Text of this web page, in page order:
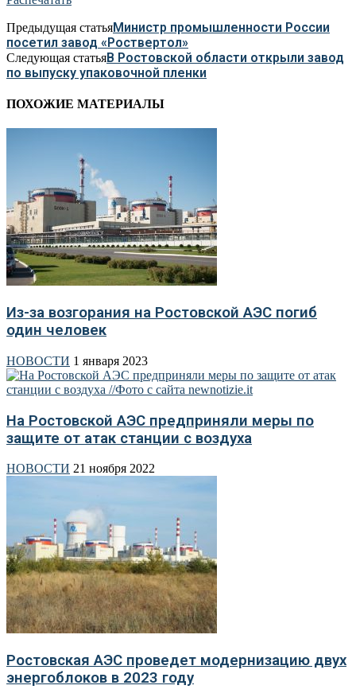
Предыдущая статьяМинистр промышленности России
посетил завод «Роствертол»
Следующая статьяВ Ростовской области открыли завод
по выпуску упаковочной пленки
ПОХОЖИЕ МАТЕРИАЛЫ
Из-за возгорания на Ростовской АЭС погиб
один человек
НОВОСТИ 1 января 2023
На Ростовской АЭС предприняли меры по
защите от атак станции с воздуха
НОВОСТИ 21 ноября 2022
Ростовская АЭС проведет модернизацию двух
энергоблоков в 2023 году